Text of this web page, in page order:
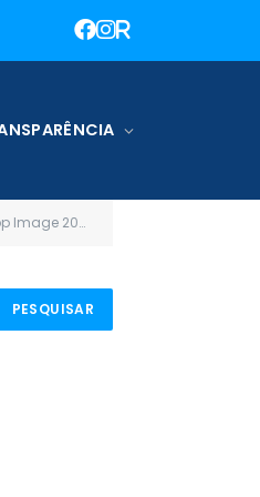
01-22 at 12.05.33